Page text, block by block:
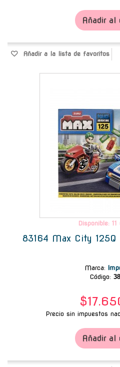
Añadir al
Añadir a la lista de favoritos
Disponible:
83164 Max City 125Q
Marca:
Código:
Precio sin impuestos
Añadir al